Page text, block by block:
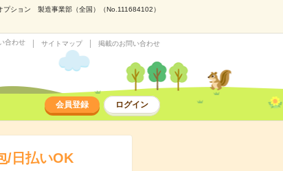
プション 製造事業部（全国）（No.111684102）
合わせ サイトマップ 掲載のお問い合わせ
会員登録 ログイン
/日払いOK